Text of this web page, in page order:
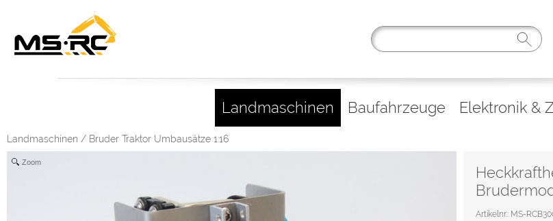
Landmaschinen Baufahrzeuge Elektronik &
Landmaschinen / Bruder Traktor Umbausätze 1:16
Zoom
Artikelnr.: MS-